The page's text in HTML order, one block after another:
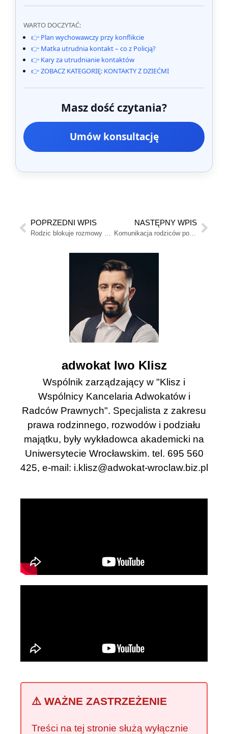
WARTO DOCZYTAĆ:
👉 Plan wychowawczy przy konflikcie
👉 Matka utrudnia kontakt – co z Policją?
👉 Kary za utrudnianie kontaktów
👉 ZOBACZ KATEGORIĘ: KONTAKTY Z DZIEĆMI
Masz dość czytania?
Umów konsultację
POPRZEDNI WPIS
Rodzic blokuje rozmowy z dzieckiem? Zobacz, jak wywalczyć kontakt telefoniczny
NASTĘPNY WPIS
Komunikacja rodziców po rozstaniu: aplikacje, e-mail, zasady BIFF
adwokat Iwo Klisz
Wspólnik zarządzający w "Klisz i
Wspólnicy Kancelaria Adwokatów i
Radców Prawnych". Specjalista z zakresu
prawa rodzinnego, rozwodów i podziału
majątku, były wykładowca akademicki na
Uniwersytecie Wrocławskim. tel. 695 560
425, e-mail: i.klisz@adwokat-wroclaw.biz.pl
⚠️ WAŻNE ZASTRZEŻENIE
Treści na tej stronie służą wyłącznie